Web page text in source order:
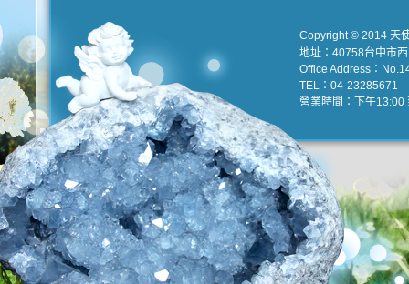
Copyright © 2014 天
地址：40758台中市
Office Address：
TEL：04-23285671
營業時間：下午13:00